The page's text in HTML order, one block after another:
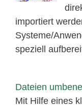
importiert
Systeme/
speziell
Dateien
Mit Hilfe eines